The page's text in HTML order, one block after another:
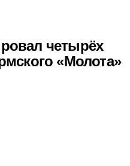
четырёх
«Молота»